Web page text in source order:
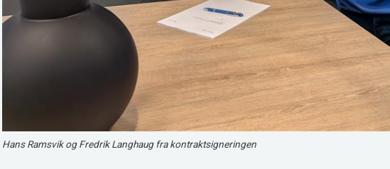
Hans Ramsvik og Fredrik Langhaug fra kontraktsigneringen